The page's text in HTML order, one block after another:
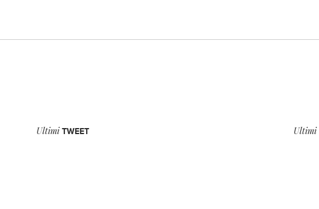
UltimiTWEET Ultimi